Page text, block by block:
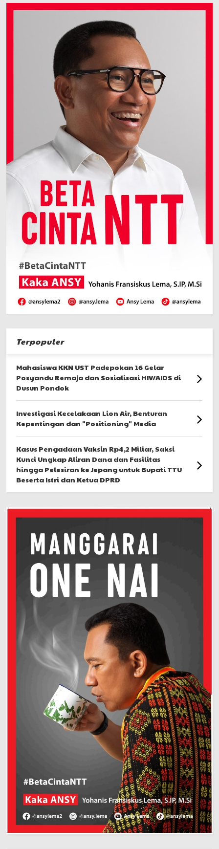
Terpopuler
Mahasiswa KKN UST Padepokan 16 Gelar
Posyandu Remaja dan Sosialisasi HIV/AIDS di
Dusun Pondok
Investigasi Kecelakaan Lion Air, Benturan
Kepentingan dan "Positioning" Media
Kasus Pengadaan Vaksin Rp4,2 Miliar, Saksi
Kunci Ungkap Aliran Dana dan Fasilitas
hingga Pelesiran ke Jepang untuk Bupati TTU
Beserta Istri dan Ketua DPRD